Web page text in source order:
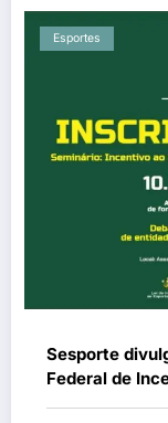
Esportes
Sesporte
Federal de